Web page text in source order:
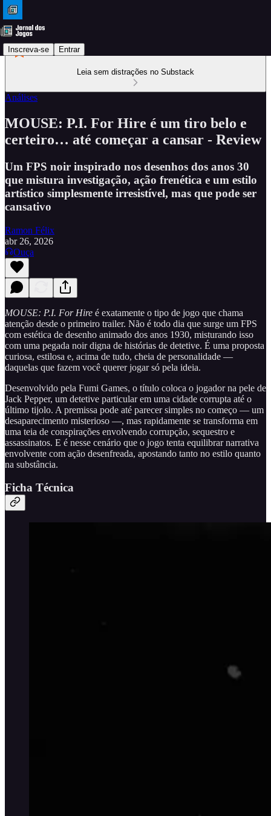
Inscreva-se Entrar
Leia sem distrações no Substack
Análises
MOUSE: P.I. For Hire é um tiro belo e
certeiro… até começar a cansar - Review
Um FPS noir inspirado nos desenhos dos anos 30
que mistura investigação, ação frenética e um estilo
artístico simplesmente irresistível, mas que pode ser
cansativo
Ramon Félix
abr 26, 2026
Ouça
MOUSE: P.I. For Hire é exatamente o tipo de jogo que chama
atenção desde o primeiro trailer. Não é todo dia que surge um FPS
com estética de desenho animado dos anos 1930, misturando isso
com uma pegada noir digna de histórias de detetive. É uma proposta
curiosa, estilosa e, acima de tudo, cheia de personalidade —
daquelas que fazem você querer jogar só pela ideia.
Desenvolvido pela Fumi Games, o título coloca o jogador na pele de
Jack Pepper, um detetive particular em uma cidade corrupta até o
último tijolo. A premissa pode até parecer simples no começo — um
desaparecimento misterioso —, mas rapidamente se transforma em
uma teia de conspirações envolvendo corrupção, sequestro e
assassinatos. E é nesse cenário que o jogo tenta equilibrar narrativa
envolvente com ação desenfreada, apostando tanto no estilo quanto
na substância.
Ficha Técnica